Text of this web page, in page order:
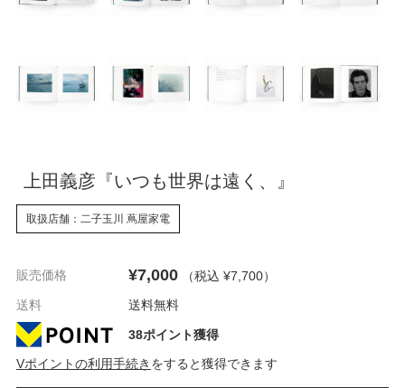
上田義彦『いつも世界は遠く、』
取扱店舗：二子玉川 蔦屋家電
販売価格 ¥7,000 （税込 ¥7,700）
送料
送料無料
38ポイント獲得
Vポイントの利用手続き をすると獲得できます